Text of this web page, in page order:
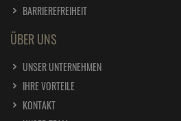
BARRIEREFREIHEIT
ÜBER UNS
UNSER UNTERNEHMEN
IHRE VORTEILE
KONTAKT